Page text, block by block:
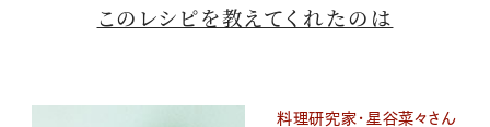
このレシピを教えてくれたのは
料理研究家・星谷菜々さん